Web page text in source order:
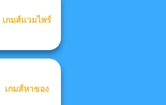
เกมส์แวมไพร์
เกมส์หาของ